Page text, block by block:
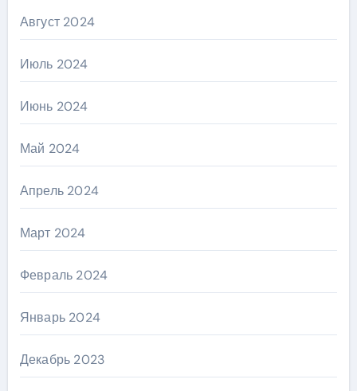
Август 2024
Июль 2024
Июнь 2024
Май 2024
Апрель 2024
Март 2024
Февраль 2024
Январь 2024
Декабрь 2023